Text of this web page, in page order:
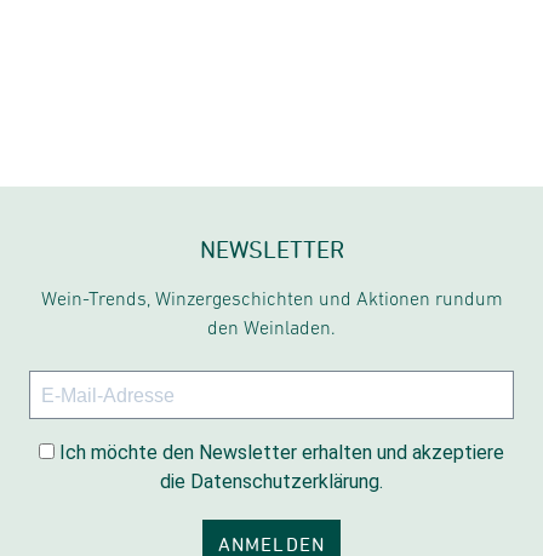
NEWSLETTER
Wein-Trends, Winzergeschichten und Aktionen rundum
den Weinladen.
Ich möchte den Newsletter erhalten und akzeptiere
die Datenschutzerklärung.
ANMELDEN